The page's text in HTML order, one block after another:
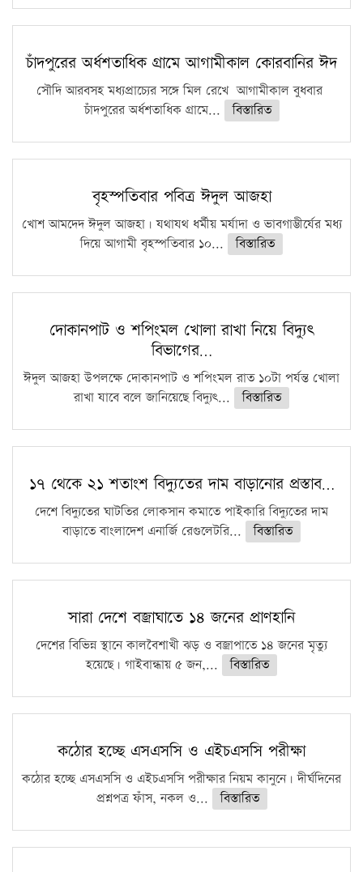
চাঁদপুরের অর্ধশতাধিক গ্রামে আগামীকাল কোরবানির ঈদ
সৌদি আরবসহ মধ্যপ্রাচ্যের সঙ্গে মিল রেখে আগামীকাল বুধবার
চাঁদপুরের অর্ধশতাধিক গ্রামে...
বিস্তারিত
বৃহস্পতিবার পবিত্র ঈদুল আজহা
খোশ আমদেদ ঈদুল আজহা। যথাযথ ধর্মীয় মর্যাদা ও ভাবগাম্ভীর্যের মধ্য
দিয়ে আগামী বৃহস্পতিবার ১০...
বিস্তারিত
দোকানপাট ও শপিংমল খোলা রাখা নিয়ে বিদ্যুৎ
বিভাগের…
ঈদুল আজহা উপলক্ষে দোকানপাট ও শপিংমল রাত ১০টা পর্যন্ত খোলা
রাখা যাবে বলে জানিয়েছে বিদ্যুৎ...
বিস্তারিত
১৭ থেকে ২১ শতাংশ বিদ্যুতের দাম বাড়ানোর প্রস্তাব…
দেশে বিদ্যুতের ঘাটতির লোকসান কমাতে পাইকারি বিদ্যুতের দাম
বাড়াতে বাংলাদেশ এনার্জি রেগুলেটরি...
বিস্তারিত
সারা দেশে বজ্রাঘাতে ১৪ জনের প্রাণহানি
দেশের বিভিন্ন স্থানে কালবৈশাখী ঝড় ও বজ্রাপাতে ১৪ জনের মৃত্যু
হয়েছে। গাইবান্ধায় ৫ জন,...
বিস্তারিত
কঠোর হচ্ছে এসএসসি ও এইচএসসি পরীক্ষা
কঠোর হচ্ছে এসএসসি ও এইচএসসি পরীক্ষার নিয়ম কানুনে। দীর্ঘদিনের
প্রশ্নপত্র ফাঁস, নকল ও...
বিস্তারিত